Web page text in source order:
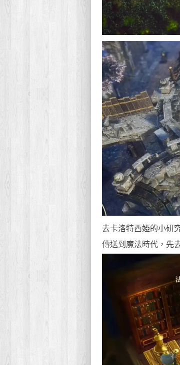
去卡洛特西婭的小研
傳送到魔法時代，先